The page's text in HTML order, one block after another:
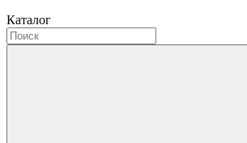
Каталог